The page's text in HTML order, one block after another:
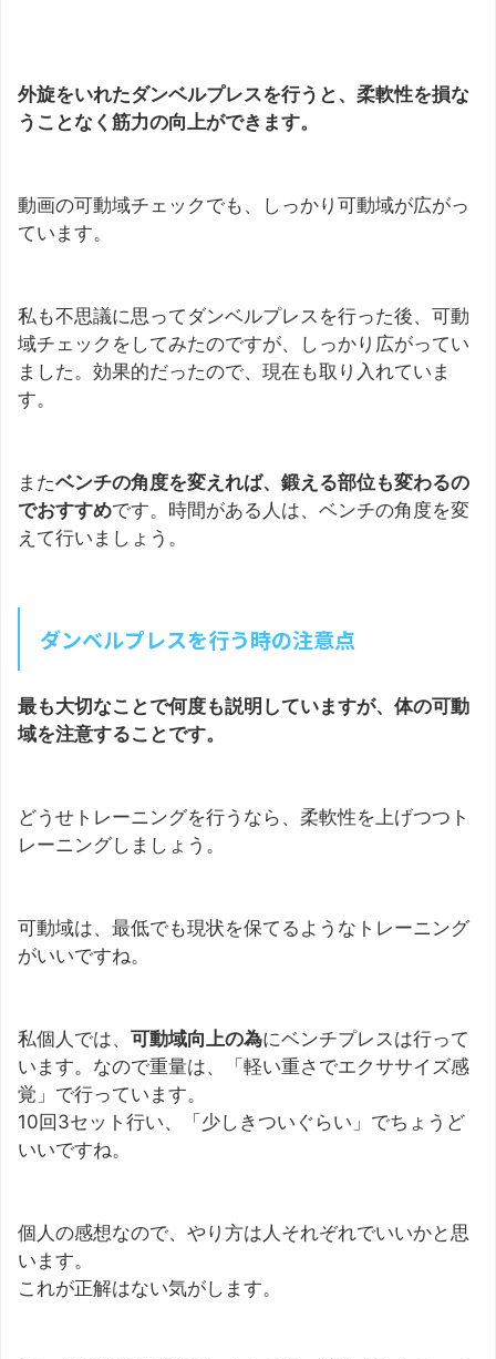
外旋をいれたダンベルプレスを行うと、柔軟性を損な
うことなく筋力の向上ができます。
動画の可動域チェックでも、しっかり可動域が広がっ
ています。
私も不思議に思ってダンベルプレスを行った後、可動
域チェックをしてみたのですが、しっかり広がってい
ました。効果的だったので、現在も取り入れていま
す。
またベンチの角度を変えれば、鍛える部位も変わるの
でおすすめです。時間がある人は、ベンチの角度を変
えて行いましょう。
ダンベルプレスを行う時の注意点
最も大切なことで何度も説明していますが、体の可動
域を注意することです。
どうせトレーニングを行うなら、柔軟性を上げつつト
レーニングしましょう。
可動域は、最低でも現状を保てるようなトレーニング
がいいですね。
私個人では、 可動域向上の為にベンチプレスは行って
います。なので重量は、「軽い重さでエクササイズ感
覚」で行っています。
10回3セット行い、「少しきついぐらい」でちょうど
いいですね。
個人の感想なので、やり方は人それぞれでいいかと思
います。
これが正解はない気がします。